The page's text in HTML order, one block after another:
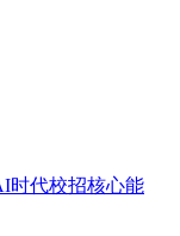
时代校招核心能